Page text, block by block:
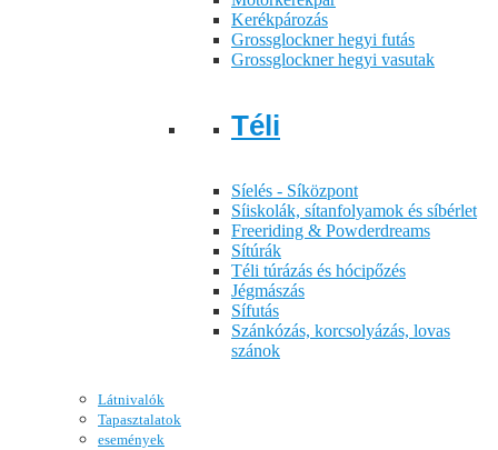
Kerékpározás
Grossglockner hegyi futás
Grossglockner hegyi vasutak
Téli
Síelés - Síközpont
Síiskolák, sítanfolyamok és síbérlet
Freeriding & Powderdreams
Sítúrák
Téli túrázás és hócipőzés
Jégmászás
Sífutás
Szánkózás, korcsolyázás, lovas
szánok
Látnivalók
Tapasztalatok
események